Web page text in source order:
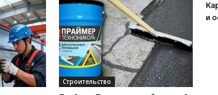
Строительство
и